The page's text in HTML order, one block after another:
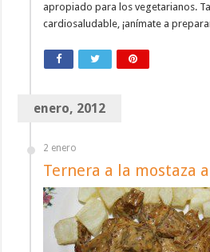
apropiado para los vegetarianos.
cardiosaludable, ¡anímate a
enero, 2012
2 enero
Ternera a la mostaza